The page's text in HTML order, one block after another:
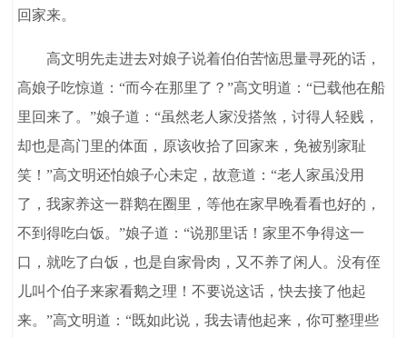
回家来。
高文明先走进去对娘子说着伯伯苦恼思量寻死的话，
高娘子吃惊道：“而今在那里了？”高文明道：“已载他在船
里回来了。”娘子道：“虽然老人家没搭煞，讨得人轻贱，
却也是高门里的体面，原该收拾了回家来，免被别家耻
笑！”高文明还怕娘子心未定，故意道：“老人家虽没用
了，我家养这一群鹅在圈里，等他在家早晚看看也好的，
不到得吃白饭。”娘子道：“说那里话！家里不争得这一
口，就吃了白饭，也是自家骨肉，又不养了闲人。没有侄
儿叫个伯子来家看鹅之理！不要说这话，快去接了他起
来。”高文明道：“既如此说，我去请他起来，你可整理些